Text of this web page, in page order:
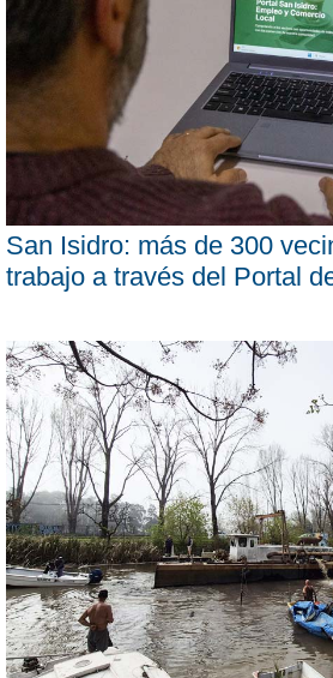
San Isidro: más de 300
trabajo a través del Portal